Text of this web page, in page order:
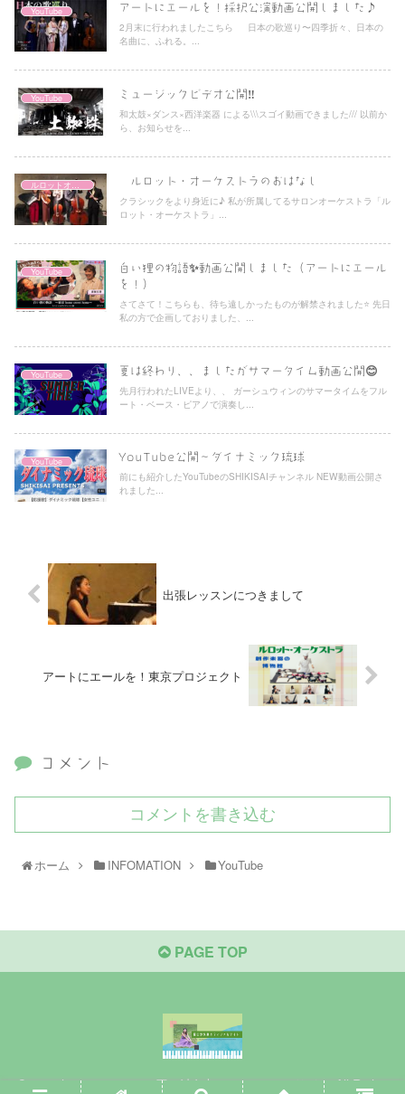
YouTube アートにエールを！採択公演動画公開しました♪
2月末に行われましたこちら 日本の歌巡り〜四季折々、日本の
名曲に、ふれる。...
YouTube ミュージックビデオ公開‼️
和太鼓×ダンス×西洋楽器 による\\\スゴイ動画できました/// 以前か
ら、お知らせを...
ルロットオーケストラ ルロット・オーケストラのおはなし
クラシックをより身近に♪ 私が所属してるサロンオーケストラ「ル
ロット・オーケストラ」...
YouTube
白い狸の物語✨動画公開しました（アートにエール
を！）
さてさて！こちらも、待ち遠しかったものが解禁されました⭐️ 先日
私の方で企画しておりました、...
YouTube 夏は終わり、、ましたがサマータイム動画公開😊
先月行われたLIVEより、、 ガーシュウィンのサマータイムをフル
ート・ベース・ピアノで演奏し...
YouTube YouTube公開〜ダイナミック琉球
前にも紹介したYouTubeのSHIKISAIチャンネル NEW動画公開さ
れました...
出張レッスンにつきまして
アートにエールを！東京プロジェクト
コメント
コメントを書き込む
ホーム INFOMATION YouTube
PAGE TOP
Copyright © 2020-2026 原口沙矢架オフィシャルサイト All Rights